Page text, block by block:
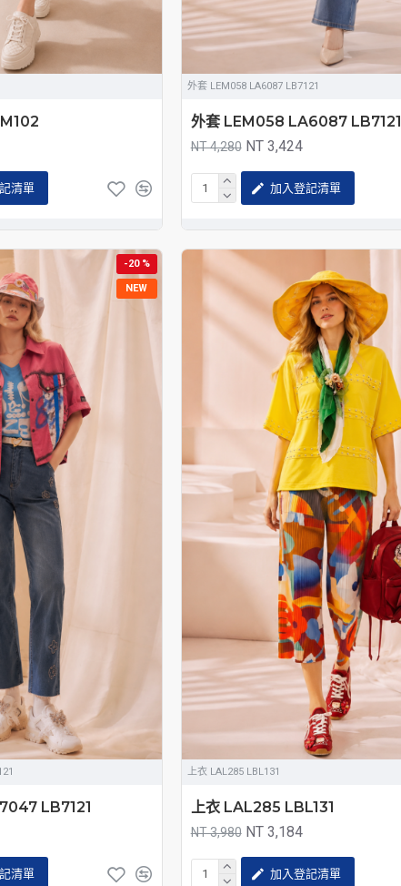
清單
外套 LEM058 LA6087 LB7121
外套 LEM058 LA6087 LB7121
NT 4,280 NT 3,424
加入登記清單
NEW
-20 %
LB7121
清單
上衣 LAL285 LBL131
上衣 LAL285 LBL131
NT 3,980 NT 3,184
加入登記清單